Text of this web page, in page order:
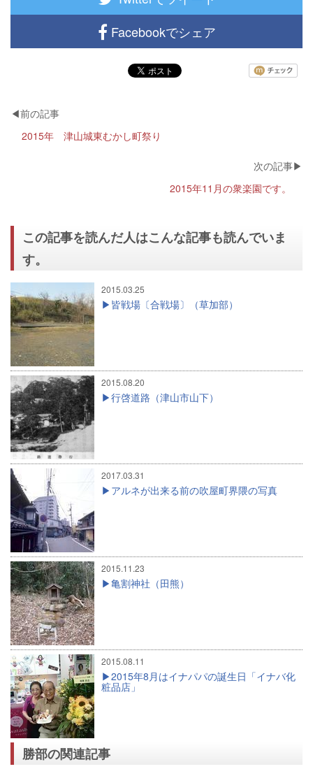
Facebookでシェア
2015年 津山城東むかし町祭り
2015年11月の衆楽園です。
この記事を読んだ人はこんな記事も読んでいま
す。
2015.03.25
皆戦場〔合戦場〕（草加部）
2015.08.20
行啓道路（津山市山下）
2017.03.31
アルネが出来る前の吹屋町界隈の写真
2015.11.23
亀割神社（田熊）
2015.08.11
2015年8月はイナパパの誕生日「イナバ化
粧品店」
勝部の関連記事